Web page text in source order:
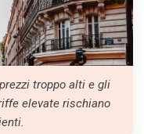
troppo alti e gli
elevate rischiano